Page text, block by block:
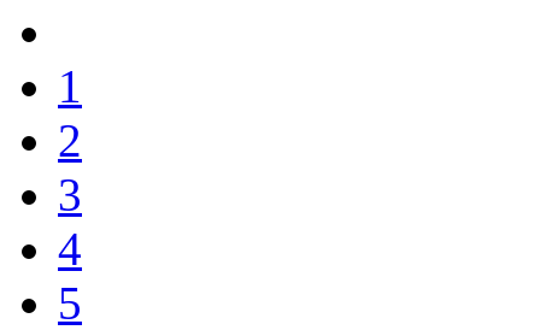
1
2
3
4
5